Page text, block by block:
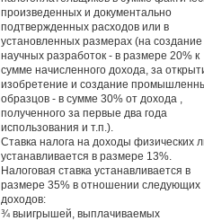
произведенных и документально
подтвержденных расходов или в
установленных размерах (на создание
научных разработок - в размере 20% к
сумме начисленного дохода, за
изобретение и создание
образцов - в сумме 30% от дохода ,
полученного за первые два года
использования и т.п.).
Ставка налога на доходы физических
устанавливается в размере 13%.
Налоговая ставка устанавливается в
размере 35% в отношении следующих
доходов:
¾ выигрышей, выплачиваемых